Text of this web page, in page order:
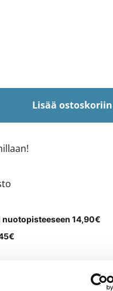
Lisää ostoskoriin
14,90€